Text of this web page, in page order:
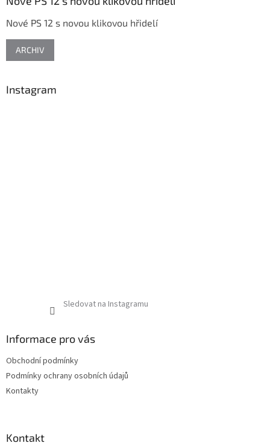
Nové PS 12 s novou klikovou hřidelí
ARCHIV
Instagram
Sledovat na Instagramu
Informace pro vás
Obchodní podmínky
Podmínky ochrany osobních údajů
Kontakty
Kontakt